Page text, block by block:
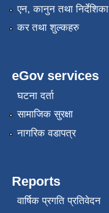
एन, कानुन तथा निर्देशिका
कर तथा शुल्कहरु
eGov services
घटना दर्ता
सामाजिक सुरक्षा
नागरिक वडापत्र
Reports
वार्षिक प्रगति प्रतिवेदन